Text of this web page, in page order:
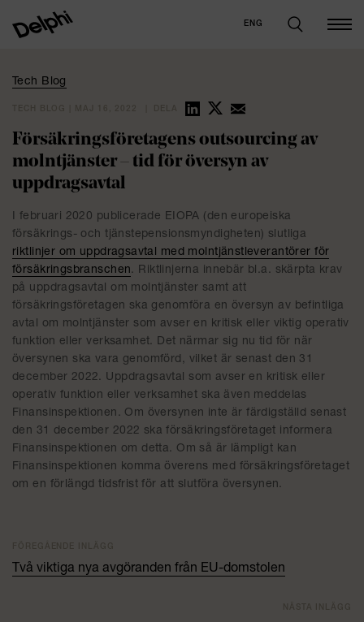
ENG
Tech Blog
Försäkringsföretagens outsourcing av
molntjänster – tid för översyn av
uppdragsavtal
I februari 2020 publicerade EIOPA (den europeiska
försäkrings- och tjänstepensionsmyndigheten) slutliga
riktlinjer om uppdragsavtal med molntjänstleverantörer för
försäkringsbranschen. Riktlinjerna innebär bl.a. skärpta krav
på uppdragsavtal om molntjänster samt att
försäkringsföretagen ska genomföra en översyn av befintliga
avtal om molntjänster som avser en kritisk eller viktig operativ
funktion eller verksamhet. Det närmar sig nu tid för när
översynen ska vara genomförd, vilket är senast den 31
december 2022. Uppdragsavtal som avser en kritisk eller
operativ funktion eller verksamhet ska även meddelas
Finansinspektionen. Om översynen inte är färdigställd senast
den 31 december 2022 ska försäkringsföretaget informera
Finansinspektionen om detta. Om så är lämpligt kan
Finansinspektionen komma överens med försäkringsföretaget
om en förlängd tidsfrist för att slutföra översynen.
Två viktiga nya avgöranden från EU-domstolen